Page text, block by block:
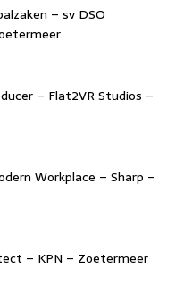
– sv DSO
– Flat2VR Studios –
Workplace – Sharp –
– KPN – Zoetermeer